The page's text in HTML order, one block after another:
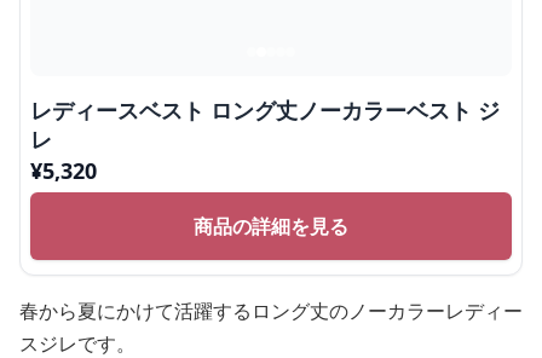
レディースベスト ロング丈ノーカラーベスト ジ
レ
¥5,320
商品の詳細を見る
春から夏にかけて活躍するロング丈のノーカラーレディー
スジレです。